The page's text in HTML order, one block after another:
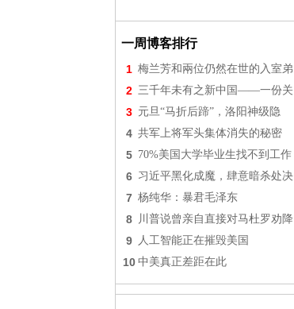
一周博客排行
1 梅兰芳和兩位仍然在世的入室弟
2 三千年未有之新中国——一份关
3 元旦“马折后蹄”，洛阳神级隐
4 共军上将军头集体消失的秘密
5 70%美国大学毕业生找不到工作
6 习近平黑化成魔，肆意暗杀处决
7 杨纯华：暴君毛泽东
8 川普说曾亲自直接对马杜罗劝降
9 人工智能正在摧毁美国
10 中美真正差距在此